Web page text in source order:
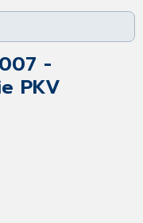
-
PKV